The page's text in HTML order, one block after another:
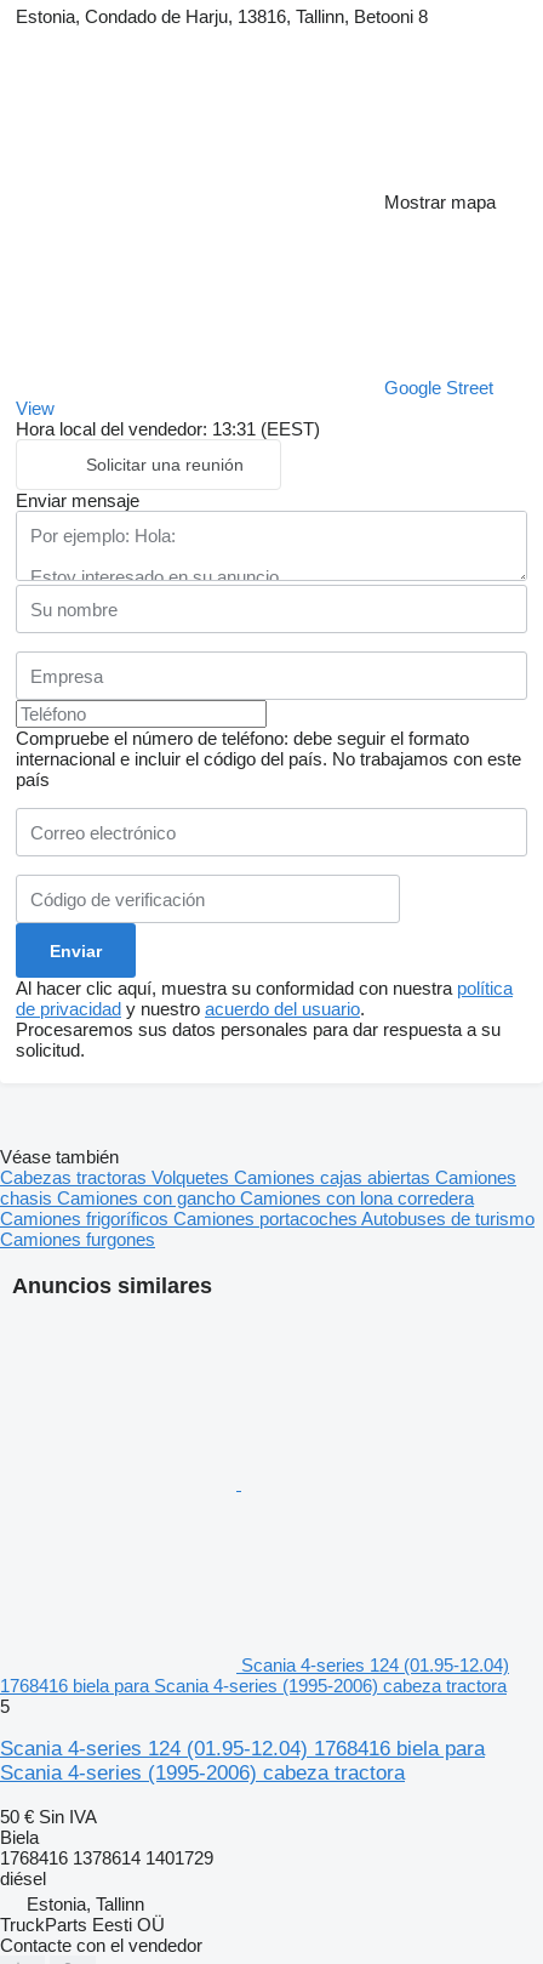
Estonia, Condado de Harju, 13816, Tallinn, Betooni 8
Mostrar mapa
Google Street
View
Hora local del vendedor: 13:31 (EEST)
Solicitar una reunión
Enviar mensaje
Compruebe el número de teléfono: debe seguir el formato
internacional e incluir el código del país. No trabajamos con este
país
Al hacer clic aquí, muestra su conformidad con nuestra política
de privacidad y nuestro acuerdo del usuario.
Procesaremos sus datos personales para dar respuesta a su
solicitud.
Anuncios similares
Scania 4-series 124 (01.95-12.04)
1768416 biela para Scania 4-series (1995-2006) cabeza tractora
5
Scania 4-series 124 (01.95-12.04) 1768416 biela para
Scania 4-series (1995-2006) cabeza tractora
50 € Sin IVA
Biela
1768416 1378614 1401729
diésel
Estonia, Tallinn
TruckParts Eesti OÜ
Contacte con el vendedor
Véase también
Cabezas tractoras Volquetes Camiones cajas abiertas Camiones
chasis Camiones con gancho Camiones con lona corredera
Camiones frigoríficos Camiones portacoches Autobuses de turismo
Camiones furgones